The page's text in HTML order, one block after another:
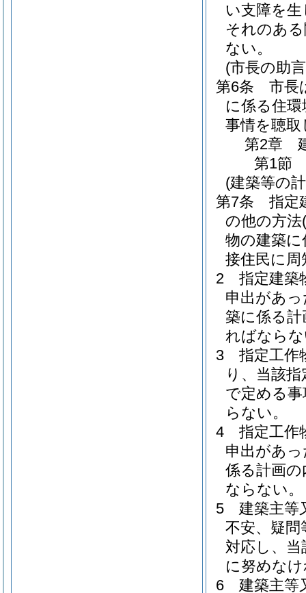
い支障を
それのあ
ない。
(市長の助
第6条
市長
に係る住
事情を聴
第2章
第1節
(建築等の
第7条
指定
の他の方法
物の建築
接住民に
2
指定建築
申出があ
築に係る
ればなら
3
指定工作
り、当該
で定める
らない。
4
指定工作
申出があ
係る計画
ならない。
5
建築主等
不安、疑
対応し、
に努めな
6
建築主等